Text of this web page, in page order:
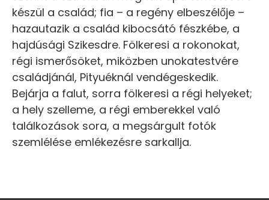
készül a család; fia – a regény elbeszélője –
hazautazik a család kibocsátó fészkébe, a
hajdúsági Szikesdre. Fölkeresi a rokonokat,
régi ismerősöket, miközben unokatestvére
családjánál, Pityuéknál vendégeskedik.
Bejárja a falut, sorra fölkeresi a régi helyeket;
a hely szelleme, a régi emberekkel való
találkozások sora, a megsárgult fotók
szemlélése emlékezésre sarkallja.